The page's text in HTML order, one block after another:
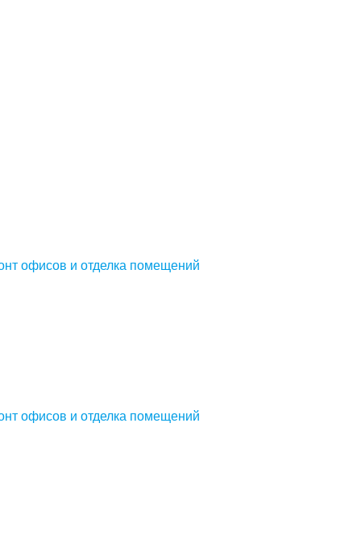
офисов и отделка помещений
офисов и отделка помещений